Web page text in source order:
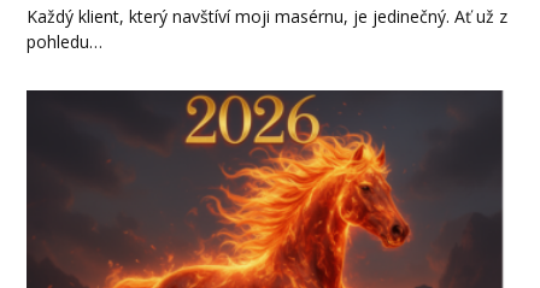
Každý klient, který navštíví moji masérnu, je jedinečný. Ať už z
pohledu…